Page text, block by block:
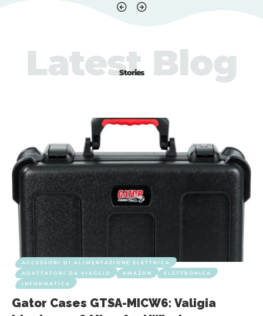
Stories
Latest Blog
ACCESSORI DI ALIMENTAZIONE ELETTRICA
ADATTATORI DA VIAGGIO
AMAZON
ELETTRONICA
INFORMATICA
Gator Cases GTSA-MICW6: Valigia